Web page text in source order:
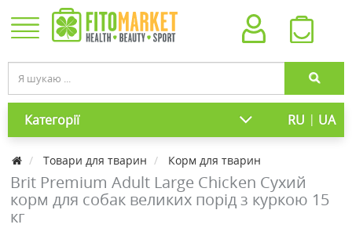
Категорії RU | UA
Товари для тварин Корм для тварин
Brit Premium Adult Large Chicken Сухий
корм для собак великих порід з куркою 15
кг